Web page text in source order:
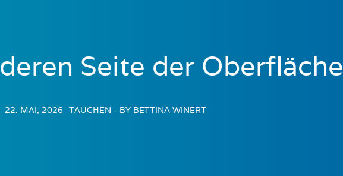
Seite der Oberfläche
22. MAI, 2026- TAUCHEN - BY BETTINA WINERT